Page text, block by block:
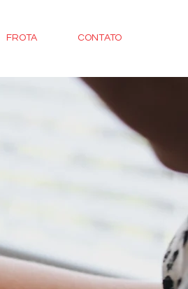
FROTA CONTATO